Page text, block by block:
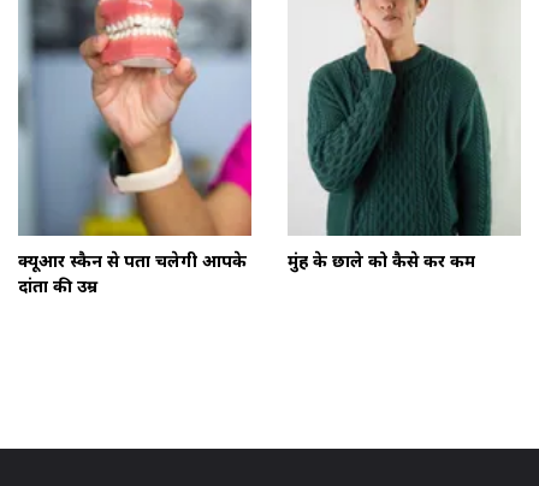
क्यूआर स्कैन से पता चलेगी आपके
दांतों की उम्र
मुंह के छाले को कैसे करें कम